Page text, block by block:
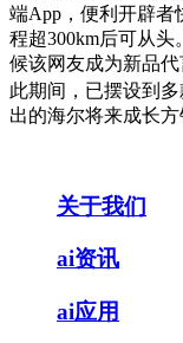
端App，便利开辟者
程超300km后可从头
候该网友成为新品
此期间，已摆设到
出的海尔将来成长
关于我们
ai资讯
ai应用